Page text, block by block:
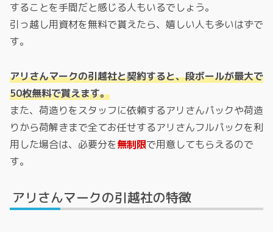
することを手間だと感じる人もいるでしょう。
引っ越し用資材を無料で貰えたら、嬉しい人も多いはずで
す。
アリさんマークの引越社と契約すると、段ボールが最大で
50枚無料で貰えます。
また、荷造りをスタッフに依頼するアリさんパックや荷造
りから荷解きまで全てお任せするアリさんフルパックを利
用した場合は、必要分を無制限で用意してもらえるので
す。
アリさんマークの引越社の特徴